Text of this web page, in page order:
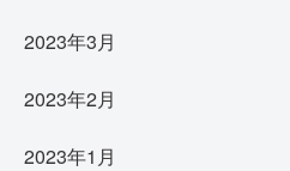
2023年3月
2023年2月
2023年1月